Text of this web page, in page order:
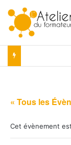
« Tous les
Cet évènement